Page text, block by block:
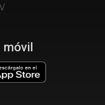
móvil